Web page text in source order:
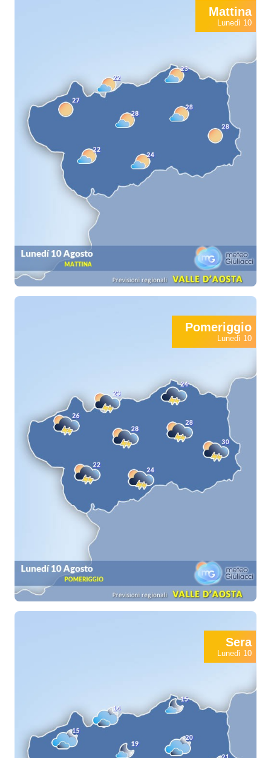
Mattina
Lunedì 10
Pomeriggio
Lunedì 10
Sera
Lunedì 10